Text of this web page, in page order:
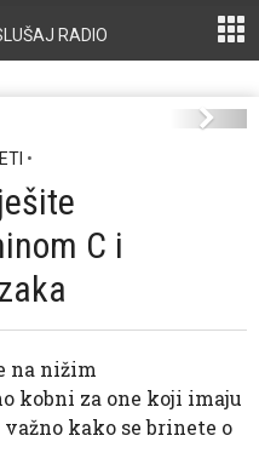
RADIO
Next
•
C i
na nižim
kobni za one koji imaju
kako se brinete o